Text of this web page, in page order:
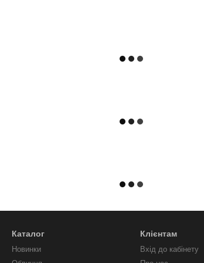
Каталог
Новинки
Клієнтам
Вхід до кабінету